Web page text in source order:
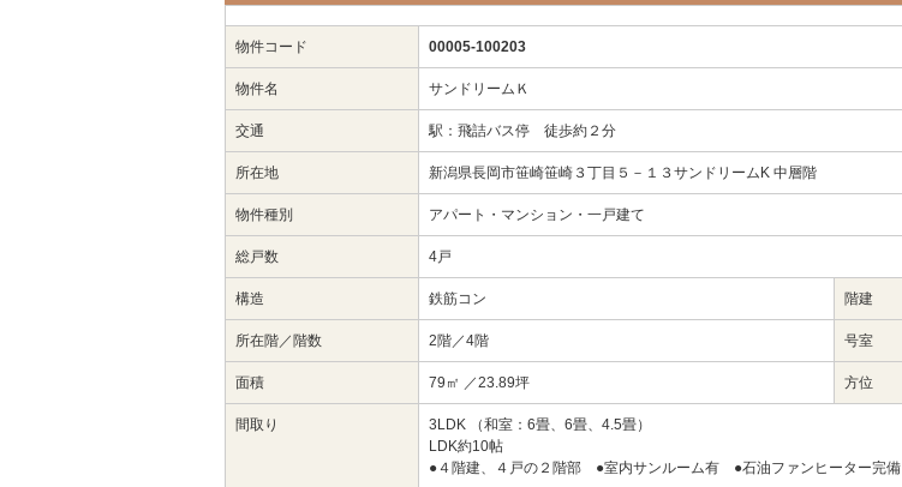
物件コード 00005-100203
物件名 サンドリームＫ
交通 駅：飛詰バス停 徒歩約２分
所在地 新潟県長岡市笹崎笹崎３丁目５－１３サンドリームK 中層階
物件種別 アパート・マンション・一戸建て
総戸数 4戸
構造 鉄筋コン 階建
所在階／階数 2階／4階 号室
面積 79㎡ ／23.89坪 方位
間取り
3LDK （和室：6畳、6畳、4.5畳）
LDK約10帖
●４階建、４戸の２階部 ●室内サンルーム有 ●石油ファンヒーター完備